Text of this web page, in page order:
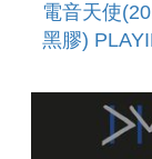
電音天使
黑膠)
VINYL)